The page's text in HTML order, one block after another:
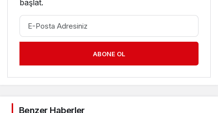
başlat.
ABONE OL
Benzer Haberler